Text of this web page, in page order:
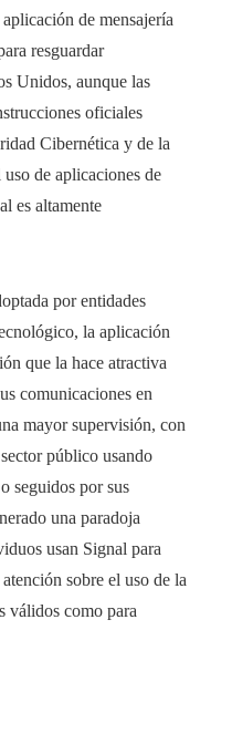
de mensajería
resguardar
Unidos, aunque las
oficiales
Cibernética y de la
de aplicaciones de
es altamente
por entidades
la aplicación
que la hace atractiva
comunicaciones en
mayor supervisión, con
público usando
seguidos por sus
una paradoja
usan Signal para
sobre el uso de la
válidos como para